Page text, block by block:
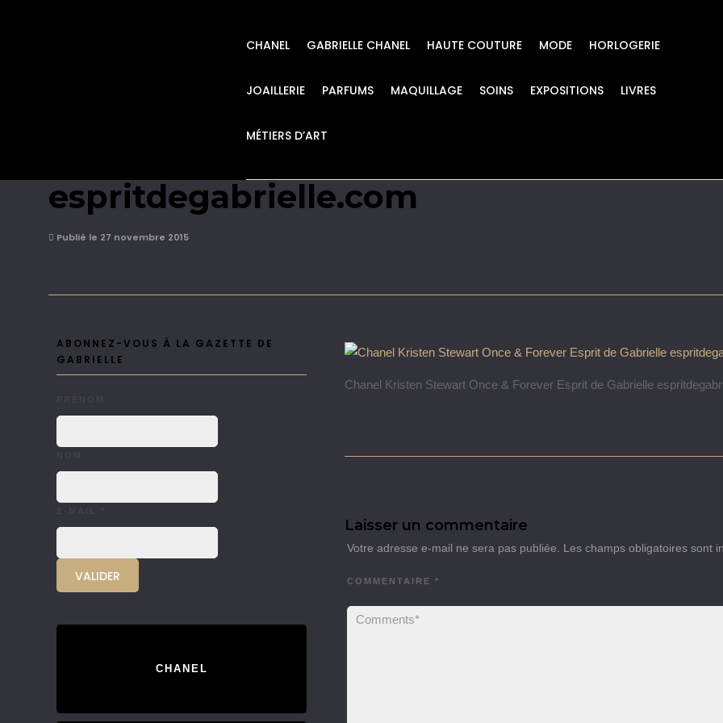
CHANEL GABRIELLE CHANEL HAUTE COUTURE MODE HORLOGERIE
JOAILLERIE PARFUMS MAQUILLAGE SOINS EXPOSITIONS LIVRES
MÉTIERS D’ART
espritdegabrielle.com
Publié le 27 novembre 2015
Chanel Kristen Stewart Once & Forever Esprit de Gabrielle
Laisser un commentaire
Votre adresse e-mail ne sera pas publiée. Les champs obligatoires sont
COMMENTAIRE *
ABONNEZ-VOUS À LA GAZETTE DE
GABRIELLE
CHANEL